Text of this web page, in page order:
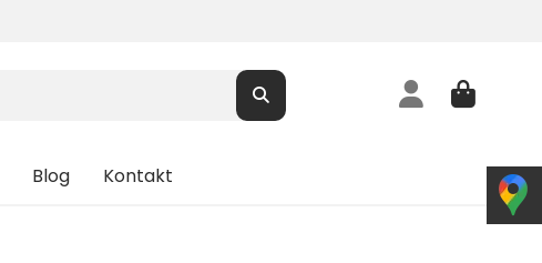
Blog Kontakt